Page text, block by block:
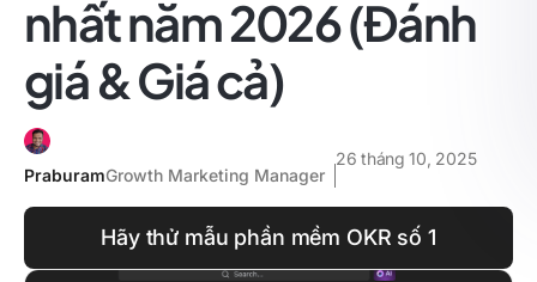
nhất năm 2026 (Đánh
giá & Giá cả)
PraburamGrowth Marketing Manager
26 tháng 10, 2025
Hãy thử mẫu phần mềm OKR số 1